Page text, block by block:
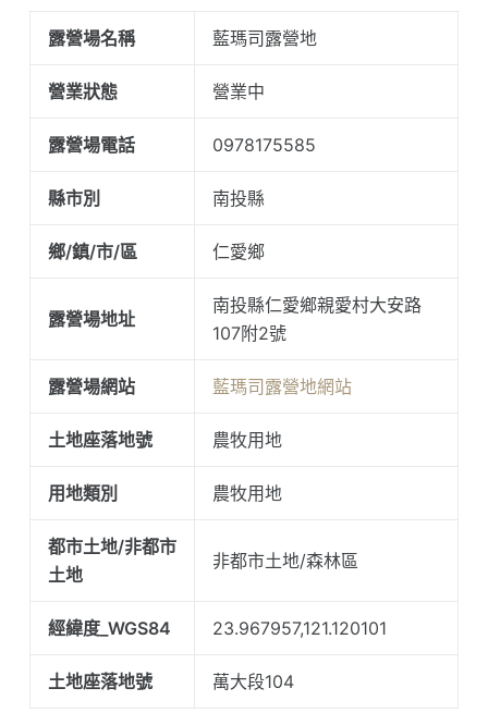
露營場名稱 藍瑪司露營地
營業狀態 營業中
露營場電話 0978175585
縣市別 南投縣
鄉/鎮/市/區 仁愛鄉
露營場地址
南投縣仁愛鄉親愛村大安路
107附2號
露營場網站 藍瑪司露營地網站
土地座落地號 農牧用地
用地類別 農牧用地
都市土地/非都市
土地
非都市土地/森林區
經緯度_WGS84 23.967957,121.120101
土地座落地號 萬大段104